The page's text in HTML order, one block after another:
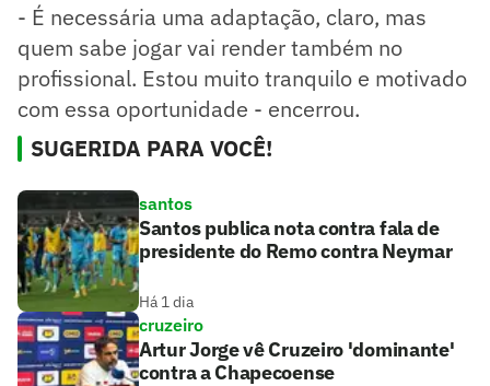
- É necessária uma adaptação, claro, mas
quem sabe jogar vai render também no
profissional. Estou muito tranquilo e motivado
com essa oportunidade - encerrou.
SUGERIDA PARA VOCÊ!
santos
Santos publica nota contra fala de
presidente do Remo contra Neymar
Há 1 dia
cruzeiro
Artur Jorge vê Cruzeiro 'dominante'
contra a Chapecoense